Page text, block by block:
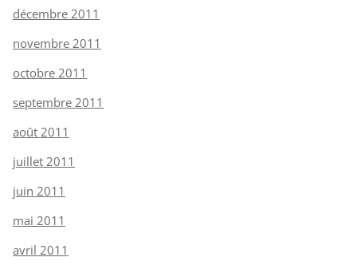
décembre 2011
novembre 2011
octobre 2011
septembre 2011
août 2011
juillet 2011
juin 2011
mai 2011
avril 2011